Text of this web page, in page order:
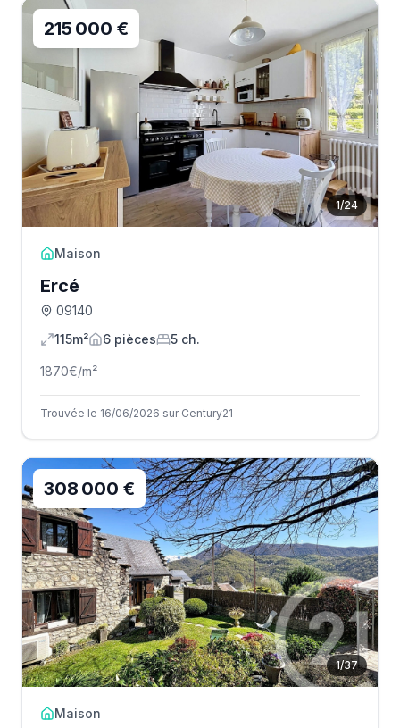
1/24
215 000 €
Maison
Ercé
09140
115m²
6 pièces 5 ch.
1870€/m²
Trouvée le 16/06/2026 sur Century21
1/37
308 000 €
Maison